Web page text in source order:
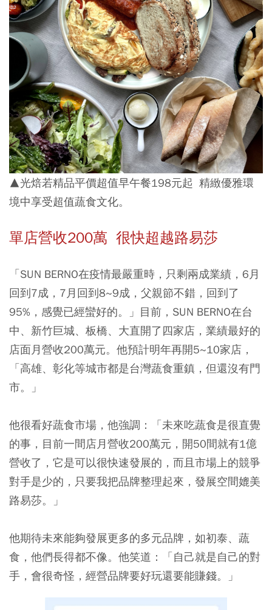
▲光焙若精品平價超值早午餐198元起 精緻優雅環
境中享受超值蔬食文化。
單店營收200萬 很快超越路易莎
「SUN BERNO在疫情最嚴重時，只剩兩成業績，6月
回到7成，7月回到8~9成，父親節不錯，回到了
95%，感覺已經蠻好的。」目前，SUN BERNO在台
中、新竹巨城、板橋、大直開了四家店，業績最好的
店面月營收200萬元。他預計明年再開5~10家店，
「高雄、彰化等城市都是台灣蔬食重鎮，但還沒有門
市。」
他很看好蔬食市場，他強調：「未來吃蔬食是很直覺
的事，目前一間店月營收200萬元，開50間就有1億
營收了，它是可以很快速發展的，而且市場上的競爭
對手是少的，只要我把品牌整理起來，發展空間媲美
路易莎。」
他期待未來能夠發展更多的多元品牌，如初泰、蔬
食，他們長得都不像。他笑道：「自己就是自己的對
手，會很奇怪，經營品牌要好玩還要能賺錢。」